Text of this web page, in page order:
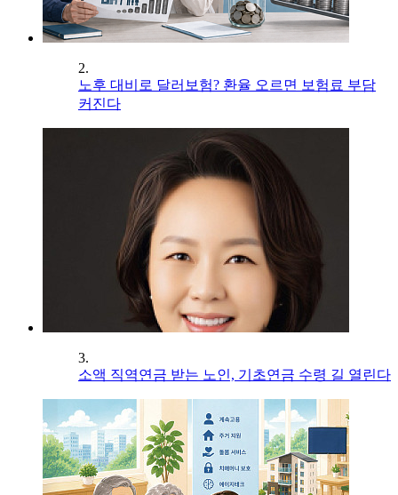
2.
노후 대비로 달러보험? 환율 오르면 보험료 부담
커진다
3.
소액 직역연금 받는 노인, 기초연금 수령 길 열린다